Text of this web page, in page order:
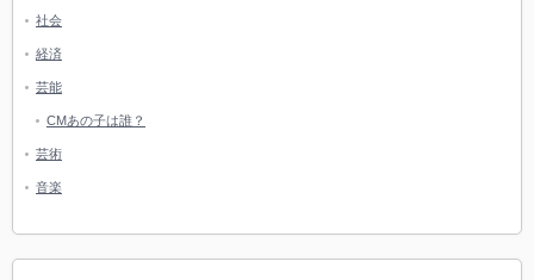
社会
経済
芸能
CMあの子は誰？
芸術
音楽